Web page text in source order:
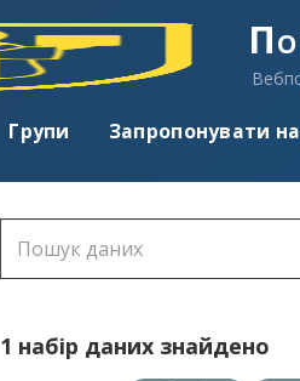
Групи Запропонувати
1 набір даних знайдено